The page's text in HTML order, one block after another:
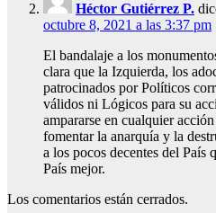
Héctor Gutiérrez P.
octubre 8, 2021 a las 3:37 pm
El bandalaje a los
clara que la Izquierda, los
patrocinados por Políticos
válidos ni Lógicos para su
ampararse en cualquier
fomentar la anarquía y la
a los pocos decentes del País
País mejor.
Los comentarios están cerrados.